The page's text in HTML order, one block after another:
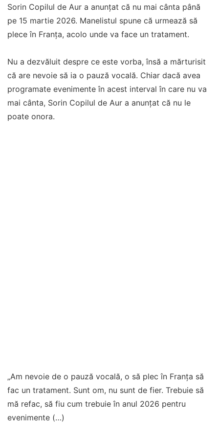
Sorin Copilul de Aur a anunțat că nu mai cânta până
pe 15 martie 2026. Manelistul spune că urmează să
plece în Franța, acolo unde va face un tratament.
Nu a dezvăluit despre ce este vorba, însă a mărturisit
că are nevoie să ia o pauză vocală. Chiar dacă avea
programate evenimente în acest interval în care nu va
mai cânta, Sorin Copilul de Aur a anunțat că nu le
poate onora.
„Am nevoie de o pauză vocală, o să plec în Franța să
fac un tratament. Sunt om, nu sunt de fier. Trebuie să
mă refac, să fiu cum trebuie în anul 2026 pentru
evenimente (…)